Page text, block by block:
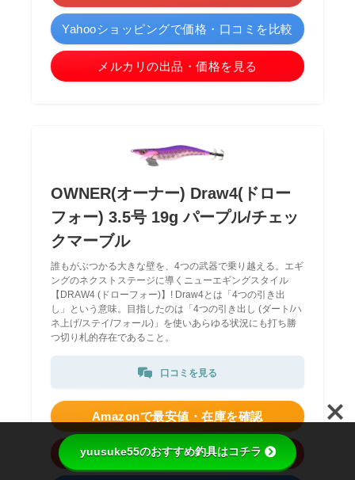
Yahooショッピングで価格・口コミを比較
メルカリの出品・価格を見る
OWNER(オーナー) Draw4(ドロー
フォー) 3.5号 19g パープル/チェッ
クマーブル
誰もがぶつかる大きな壁を、4つの武器で乗り越える。エギ
ングのネクストステージに導くニューエギングスタイル
【DRAW4 (ドローフォー)】! Draw4とは「4つの引き出
し」という意味。目指したのは「4つの引き出し (ダート/ハ
ネ上げ/ステイ/フォール)」を使いあらゆる状況にも打ち勝
つ切り札的存在であること。
口コミを見る
Amazonで最安値・在庫を確認
楽天で価格・口コミを比較
yuusuke55のおすすめ釣具はコチラ